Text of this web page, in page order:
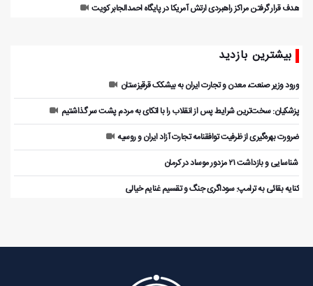
هدف قرار گرفتن مراکز راهبردی ارتش آمریکا در پایگاه احمدالجابر کویت
بیشترین بازدید
ورود وزیر صنعت، معدن و تجارت ایران به بیشکک قرقیزستان
پزشکیان: سخت‌ترین شرایط پس از انقلاب را با اتکای به مردم پشت سر گذاشتیم
ضرورت بهره‌گیری از ظرفیت توافقنامه تجارت آزاد ایران و روسیه
️ شناسایی و بازداشت ۲۱ مزدور موساد در کرمان
کنایه بقائی به ترامپ: سوداگری جنگ و تقسیم غنایم خیالی